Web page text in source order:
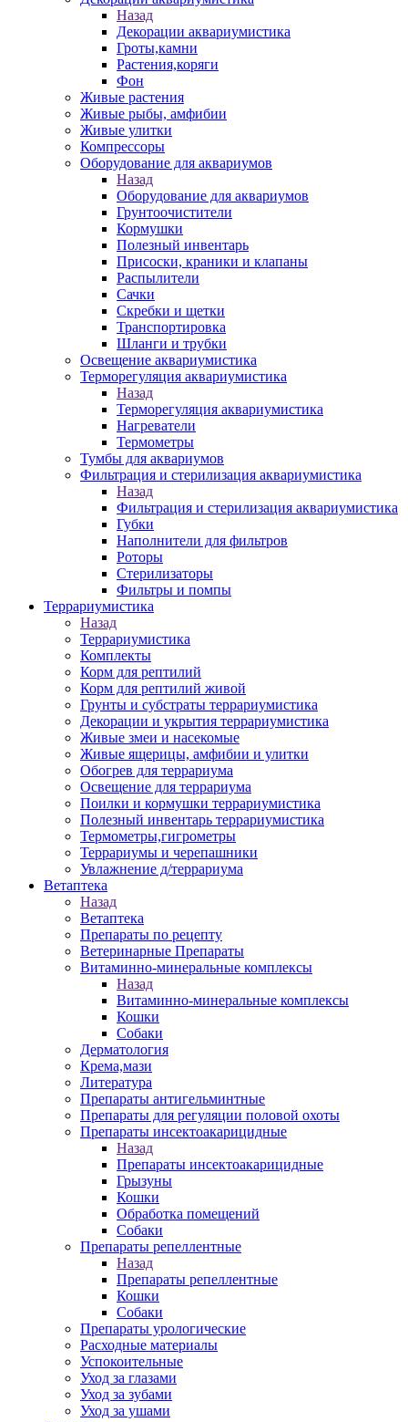
Назад
Декорации аквариумистика
Гроты,камни
Растения,коряги
Фон
Живые растения
Живые рыбы, амфибии
Живые улитки
Компрессоры
Оборудование для аквариумов
Назад
Оборудование для аквариумов
Грунтоочистители
Кормушки
Полезный инвентарь
Присоски, краники и клапаны
Распылители
Сачки
Скребки и щетки
Транспортировка
Шланги и трубки
Освещение аквариумистика
Терморегуляция аквариумистика
Назад
Терморегуляция аквариумистика
Нагреватели
Термометры
Тумбы для аквариумов
Фильтрация и стерилизация аквариумистика
Назад
Фильтрация и стерилизация аквариумистика
Губки
Наполнители для фильтров
Роторы
Стерилизаторы
Фильтры и помпы
Террариумистика
Назад
Террариумистика
Комплекты
Корм для рептилий
Корм для рептилий живой
Грунты и субстраты террариумистика
Декорации и укрытия террариумистика
Живые змеи и насекомые
Живые ящерицы, амфибии и улитки
Обогрев для террариума
Освещение для террариума
Поилки и кормушки террариумистика
Полезный инвентарь террариумистика
Термометры,гигрометры
Террариумы и черепашники
Увлажнение д/террариума
Ветаптека
Назад
Ветаптека
Препараты по рецепту
Ветеринарные Препараты
Витаминно-минеральные комплексы
Назад
Витаминно-минеральные комплексы
Кошки
Собаки
Дерматология
Крема,мази
Литература
Препараты антигельминтные
Препараты для регуляции половой охоты
Препараты инсектоакарицидные
Назад
Препараты инсектоакарицидные
Грызуны
Кошки
Обработка помещений
Собаки
Препараты репеллентные
Назад
Препараты репеллентные
Кошки
Собаки
Препараты урологические
Расходные материалы
Успокоительные
Уход за глазами
Уход за зубами
Уход за ушами